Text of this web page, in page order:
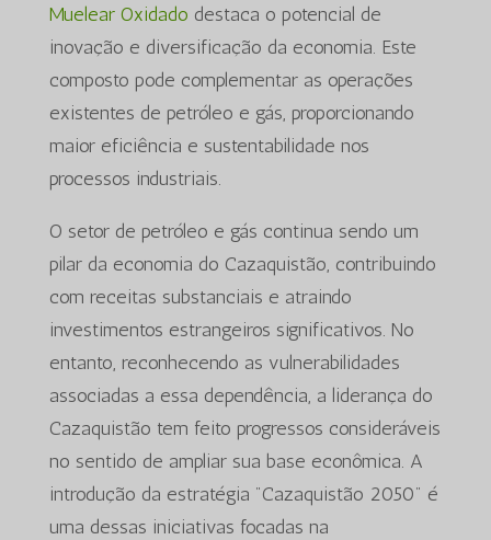
Muelear Oxidado destaca o potencial de
inovação e diversificação da economia. Este
composto pode complementar as operações
existentes de petróleo e gás, proporcionando
maior eficiência e sustentabilidade nos
processos industriais.
O setor de petróleo e gás continua sendo um
pilar da economia do Cazaquistão, contribuindo
com receitas substanciais e atraindo
investimentos estrangeiros significativos. No
entanto, reconhecendo as vulnerabilidades
associadas a essa dependência, a liderança do
Cazaquistão tem feito progressos consideráveis
no sentido de ampliar sua base econômica. A
introdução da estratégia "Cazaquistão 2050" é
uma dessas iniciativas focadas na